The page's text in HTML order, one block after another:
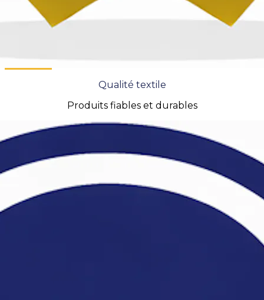
Qualité textile
Produits fiables et durables